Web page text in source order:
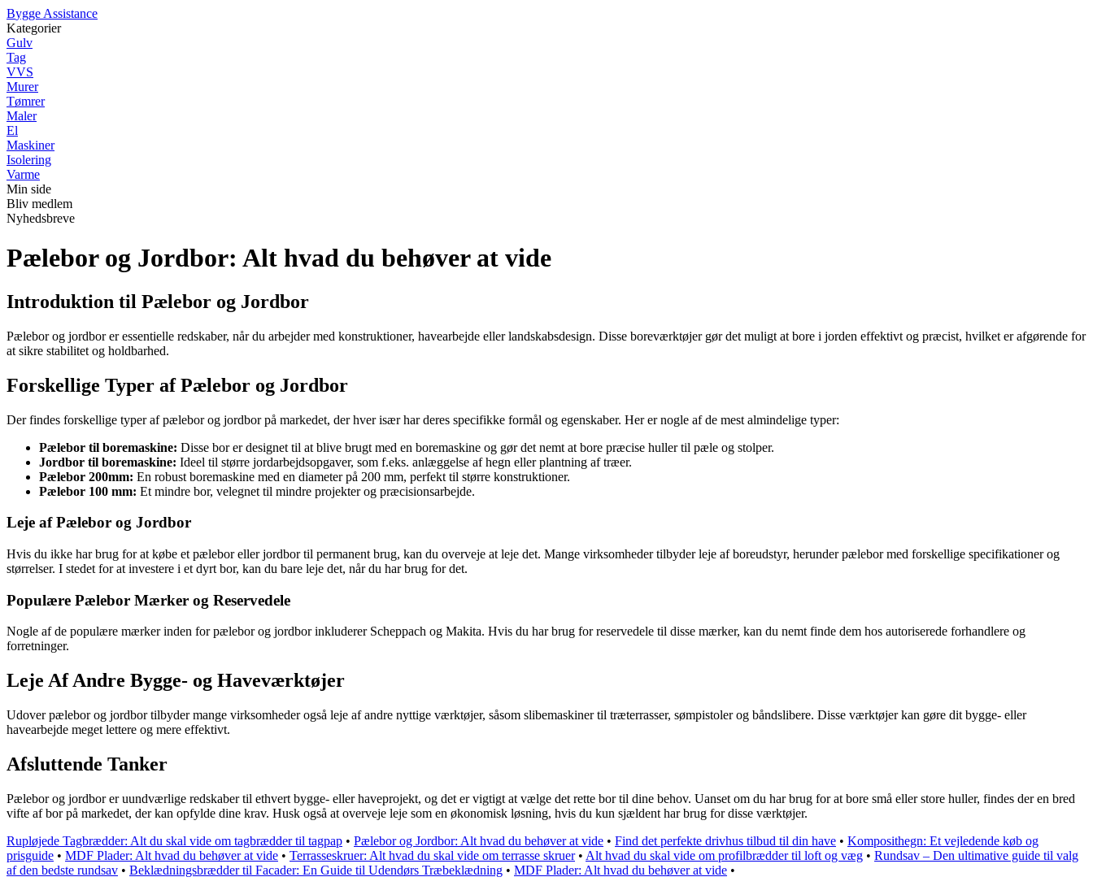
Bygge Assistance
Kategorier
Gulv
Tag
VVS
Murer
Tømrer
Maler
El
Maskiner
Isolering
Varme
Min side
Bliv medlem
Nyhedsbreve
Pælebor og Jordbor: Alt hvad du behøver at vide
Introduktion til Pælebor og Jordbor
Pælebor og jordbor er essentielle redskaber, når du arbejder med konstruktioner, havearbejde eller landskabsdesign. Disse boreværktøjer gør det muligt at bore i jorden effektivt og præcist, hvilket er afgørende for
at sikre stabilitet og holdbarhed.
Forskellige Typer af Pælebor og Jordbor
Der findes forskellige typer af pælebor og jordbor på markedet, der hver især har deres specifikke formål og egenskaber. Her er nogle af de mest almindelige typer:
Pælebor til boremaskine: Disse bor er designet til at blive brugt med en boremaskine og gør det nemt at bore præcise huller til pæle og stolper.
Jordbor til boremaskine: Ideel til større jordarbejdsopgaver, som f.eks. anlæggelse af hegn eller plantning af træer.
Pælebor 200mm: En robust boremaskine med en diameter på 200 mm, perfekt til større konstruktioner.
Pælebor 100 mm: Et mindre bor, velegnet til mindre projekter og præcisionsarbejde.
Leje af Pælebor og Jordbor
Hvis du ikke har brug for at købe et pælebor eller jordbor til permanent brug, kan du overveje at leje det. Mange virksomheder tilbyder leje af boreudstyr, herunder pælebor med forskellige specifikationer og
størrelser. I stedet for at investere i et dyrt bor, kan du bare leje det, når du har brug for det.
Populære Pælebor Mærker og Reservedele
Nogle af de populære mærker inden for pælebor og jordbor inkluderer Scheppach og Makita. Hvis du har brug for reservedele til disse mærker, kan du nemt finde dem hos autoriserede forhandlere og
forretninger.
Leje Af Andre Bygge- og Haveværktøjer
Udover pælebor og jordbor tilbyder mange virksomheder også leje af andre nyttige værktøjer, såsom slibemaskiner til træterrasser, sømpistoler og båndslibere. Disse værktøjer kan gøre dit bygge- eller
havearbejde meget lettere og mere effektivt.
Afsluttende Tanker
Pælebor og jordbor er uundværlige redskaber til ethvert bygge- eller haveprojekt, og det er vigtigt at vælge det rette bor til dine behov. Uanset om du har brug for at bore små eller store huller, findes der en bred
vifte af bor på markedet, der kan opfylde dine krav. Husk også at overveje leje som en økonomisk løsning, hvis du kun sjældent har brug for disse værktøjer.
Rupløjede Tagbrædder: Alt du skal vide om tagbrædder til tagpap • Pælebor og Jordbor: Alt hvad du behøver at vide • Find det perfekte drivhus tilbud til din have • Komposithegn: Et vejledende køb og
prisguide • MDF Plader: Alt hvad du behøver at vide • Terrasseskruer: Alt hvad du skal vide om terrasse skruer• Alt hvad du skal vide om profilbrædder til loft og væg • Rundsav – Den ultimative guide til valg
af den bedste rundsav • Beklædningsbrædder til Facader: En Guide til Udendørs Træbeklædning • MDF Plader: Alt hvad du behøver at vide •